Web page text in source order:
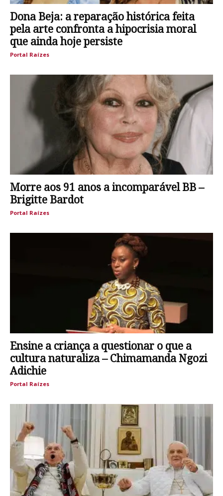
Dona Beja: a reparação histórica feita
pela arte confronta a hipocrisia moral
que ainda hoje persiste
Portal Raízes
Morre aos 91 anos a incomparável BB –
Brigitte Bardot
Portal Raízes
Ensine a criança a questionar o que a
cultura naturaliza – Chimamanda Ngozi
Adichie
Portal Raízes